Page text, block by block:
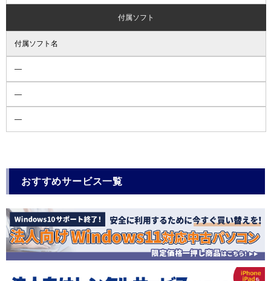
付属ソフト
付属ソフト名
―
―
―
おすすめサービス一覧